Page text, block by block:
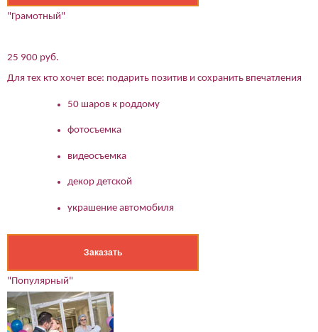
"Грамотный"
25 900 руб.
Для тех кто хочет все: подарить позитив и сохранить впечатления
50 шаров к роддому
фотосъемка
видеосъемка
декор детской
украшение автомобиля
Заказать
"Популярный"